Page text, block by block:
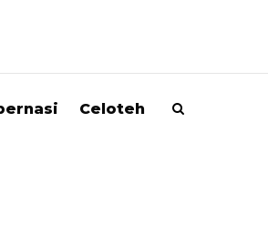
Celoteh